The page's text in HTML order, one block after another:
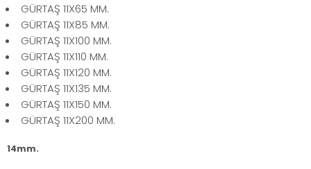
GÜRTAŞ 11X65 MM.
GÜRTAŞ 11X85 MM.
GÜRTAŞ 11X100 MM.
GÜRTAŞ 11X110 MM.
GÜRTAŞ 11X120 MM.
GÜRTAŞ 11X135 MM.
GÜRTAŞ 11X150 MM.
GÜRTAŞ 11X200 MM.
14mm.